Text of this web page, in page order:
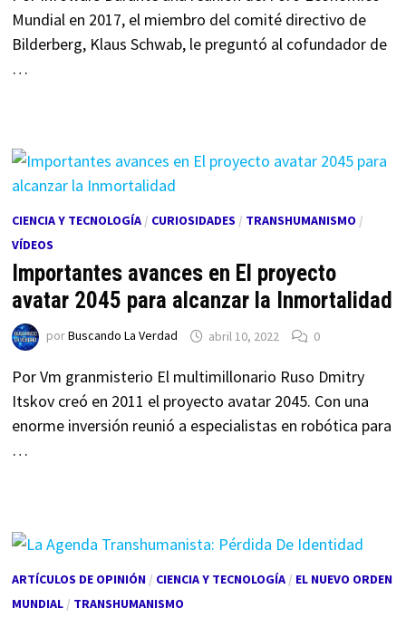
Mundial en 2017, el miembro del comité directivo de
Bilderberg, Klaus Schwab, le preguntó al cofundador de
…
CIENCIA Y TECNOLOGÍA/ CURIOSIDADES / TRANSHUMANISMO /
VÍDEOS
Importantes avances en El proyecto
avatar 2045 para alcanzar la Inmortalidad
porBuscando La Verdad abril 10, 2022 0
Por Vm granmisterio El multimillonario Ruso Dmitry
Itskov creó en 2011 el proyecto avatar 2045. Con una
enorme inversión reunió a especialistas en robótica para
…
ARTÍCULOS DE OPINIÓN/ CIENCIA Y TECNOLOGÍA/ EL NUEVO ORDEN
MUNDIAL/ TRANSHUMANISMO